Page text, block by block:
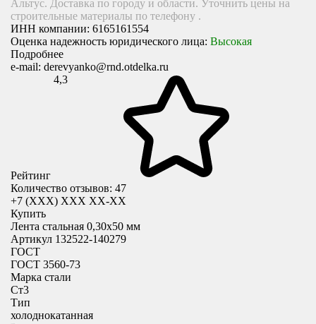
Альтус. Доставка по городу и области. Уточнить цены на
строительные материалы по телефону .
ИНН компании: 6165161554
Оценка надежность юридического лица: Высокая
Подробнее
e-mail: derevyanko@rnd.otdelka.ru
Рейтинг
4,3
Количество отзывов: 47
+7 (XXX) ХХХ ХХ-ХХ
Купить
Лента стальная 0,30х50 мм
Артикул 132522-140279
ГОСТ
ГОСТ 3560-73
Марка стали
Ст3
Тип
холоднокатанная